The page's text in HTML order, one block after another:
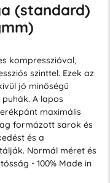
(standard)
kompresszióval,
szinttel. Ezek az
jó minőségű
A lapos
maximális
formázott sarok és
és a
Normál méret és
- 100% Made in